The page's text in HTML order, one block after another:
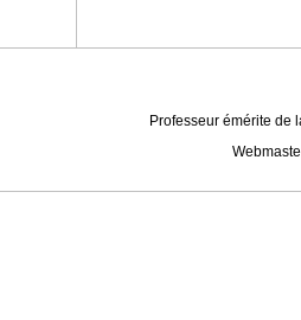
Professeur émérite de